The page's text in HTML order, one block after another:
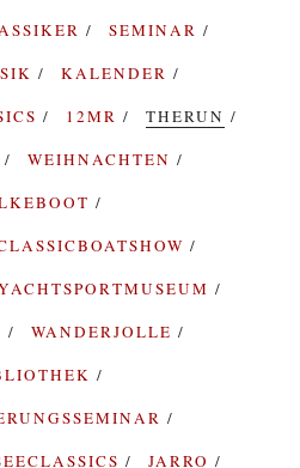
SEMINAR
KALENDER
12MR
THERUN
WEIHNACHTEN
WANDERJOLLE
JARRO